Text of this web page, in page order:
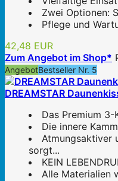
Zwei Optionen:
Pflege und
42,48 EUR
Zum Angebot im Shop*
AngebotBestseller Nr. 5
DREAMSTAR
Das Premium
Die innere
Atmungsaktiver
sorgt...
KEIN
Alle Materialien